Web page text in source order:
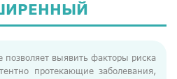
ЛОР-центр
позволяет выявить факторы риска
протекающие заболевания,